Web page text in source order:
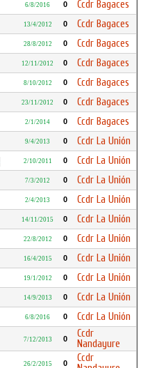
6/8/2016 0 Ccdr Bagaces
13/4/2012 0 Ccdr Bagaces
28/8/2012 0 Ccdr Bagaces
12/11/2012 0 Ccdr Bagaces
8/10/2012 0 Ccdr Bagaces
23/11/2012 0 Ccdr Bagaces
2/1/2014 0 Ccdr Bagaces
9/4/2013 0 Ccdr La Unión
2/10/2011 0 Ccdr La Unión
7/3/2012 0 Ccdr La Unión
2/4/2013 0 Ccdr La Unión
14/11/2015 0 Ccdr La Unión
22/8/2012 0 Ccdr La Unión
16/4/2015 0 Ccdr La Unión
19/1/2012 0 Ccdr La Unión
14/9/2013 0 Ccdr La Unión
6/8/2016 0 Ccdr La Unión
7/12/2013 0
Ccdr
Nandayure
26/2/2015 0
Ccdr